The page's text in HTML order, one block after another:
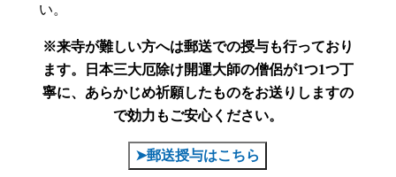
い。
※来寺が難しい方へは郵送での授与も行っており
ます。
日本三大厄除け開運大師の僧侶が1つ1つ丁
寧に、あらかじめ祈願したものをお送りしますの
で効力もご安心ください。
➤郵送授与はこちら